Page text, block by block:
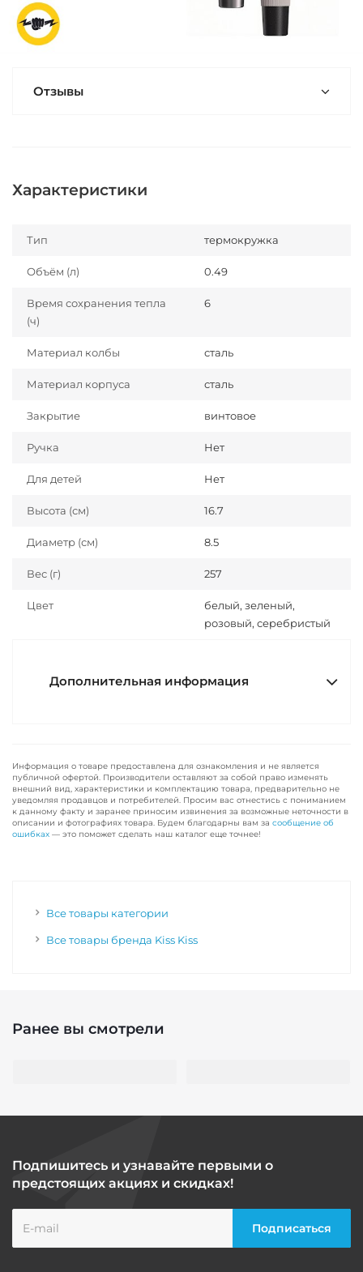
Отзывы
Характеристики
Тип термокружка
Объём (л) 0.49
Время сохранения тепла
(ч)
6
Материал колбы сталь
Материал корпуса сталь
Закрытие винтовое
Ручка Нет
Для детей Нет
Высота (см) 16.7
Диаметр (см) 8.5
Вес (г) 257
Цвет
белый, зеленый,
розовый, серебристый
Дополнительная информация
Информация о товаре предоставлена для ознакомления и не является
публичной офертой. Производители оставляют за собой право изменять
внешний вид, характеристики и комплектацию товара, предварительно не
уведомляя продавцов и потребителей. Просим вас отнестись с пониманием
к данному факту и заранее приносим извинения за возможные неточности в
описании и фотографиях товара. Будем благодарны вам за сообщение об
ошибках — это поможет сделать наш каталог еще точнее!
Все товары категории
Все товары бренда Kiss Kiss
Ранее вы смотрели
Подпишитесь и узнавайте первыми о
предстоящих акциях и скидках!